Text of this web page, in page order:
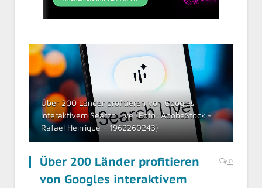
Über 200 Länder profitieren von Googles
interaktivem Search Live (Foto: AdobeStock -
Rafael Henrique - 1962260243)
Über 200 Länder profitieren
von Googles interaktivem
0